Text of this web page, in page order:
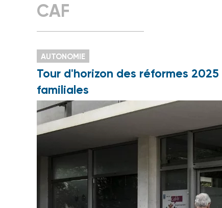
CAF
AUTONOMIE
Tour d'horizon des réformes
familiales